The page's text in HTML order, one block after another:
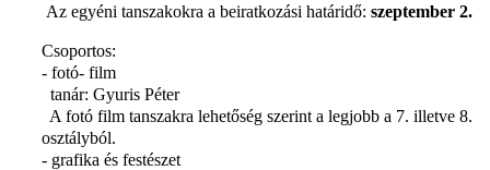
Az egyéni tanszakokra a beiratkozási határidő: szeptember 2.
Csoportos:
- fotó- film
tanár: Gyuris Péter
A fotó film tanszakra lehetőség szerint a legjobb a 7. illetve 8.
osztályból.
- grafika és festészet